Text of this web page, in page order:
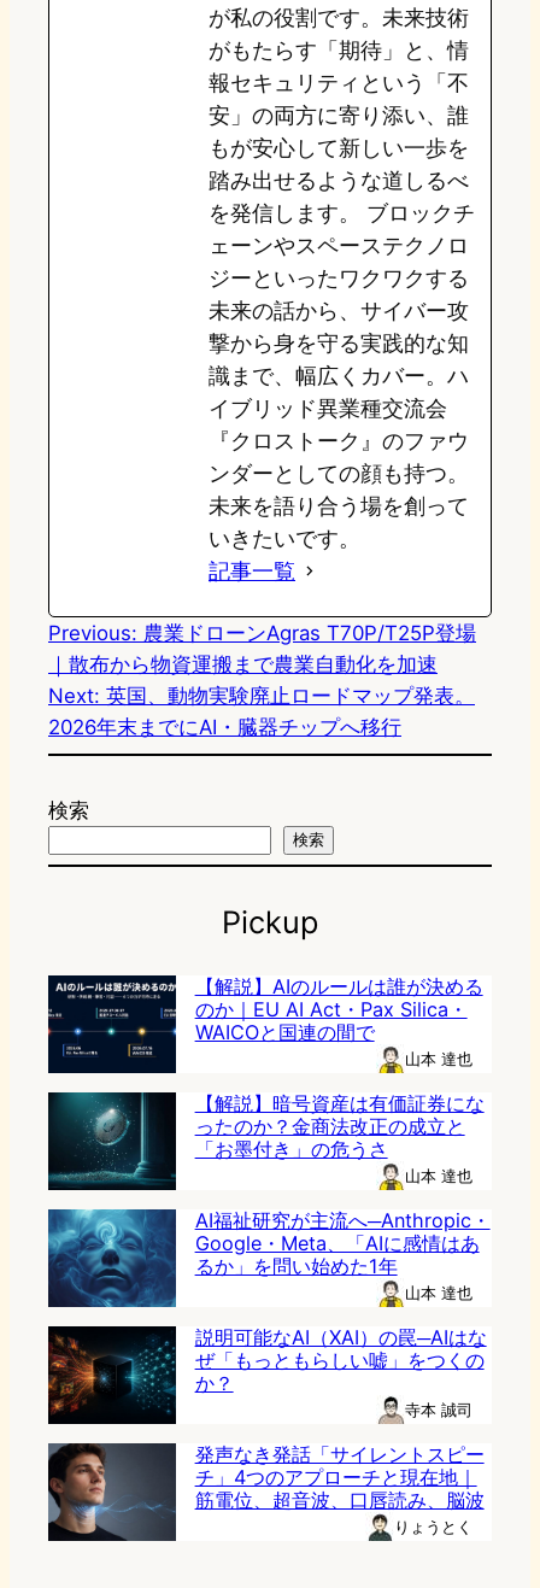
が私の役割です。未来技術
がもたらす「期待」と、情
報セキュリティという「不
安」の両方に寄り添い、誰
もが安心して新しい一歩を
踏み出せるような道しるべ
を発信します。 ブロックチ
ェーンやスペーステクノロ
ジーといったワクワクする
未来の話から、サイバー攻
撃から身を守る実践的な知
識まで、幅広くカバー。ハ
イブリッド異業種交流会
『クロストーク』のファウ
ンダーとしての顔も持つ。
未来を語り合う場を創って
いきたいです。
記事一覧
Previous: 農業ドローンAgras T70P/T25P登場
｜散布から物資運搬まで農業自動化を加速
Next: 英国、動物実験廃止ロードマップ発表。
2026年末までにAI・臓器チップへ移行
検索
検索
Pickup
【解説】AIのルールは誰が決める
のか｜EU AI Act・Pax Silica・
WAICOと国連の間で
山本 達也
【解説】暗号資産は有価証券にな
ったのか？金商法改正の成立と
「お墨付き」の危うさ
山本 達也
AI福祉研究が主流へ─Anthropic・
Google・Meta、「AIに感情はあ
るか」を問い始めた1年
山本 達也
説明可能なAI（XAI）の罠─AIはな
ぜ「もっともらしい嘘」をつくの
か？
寺本 誠司
発声なき発話「サイレントスピー
チ」4つのアプローチと現在地｜
筋電位、超音波、口唇読み、脳波
りょうとく